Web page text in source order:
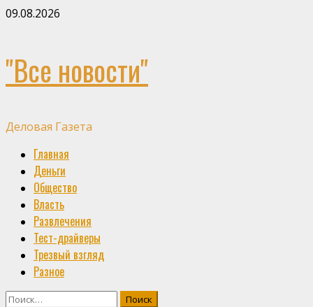
Skip
09.08.2026
"Все новости"
Деловая Газета
Primary
Menu
Главная
Деньги
Общество
Власть
Развлечения
Тест-драйверы
Трезвый взгляд
Разное
Найти: